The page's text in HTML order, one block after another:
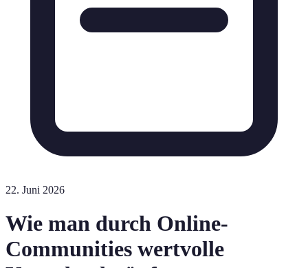
22. Juni 2026
Wie man durch Online-
Communities wertvolle